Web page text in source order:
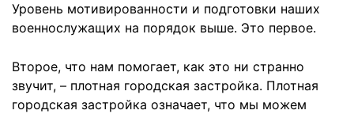
Уровень мотивированности и подготовки наших
военнослужащих на порядок выше. Это первое.
Второе, что нам помогает, как это ни странно
звучит, – плотная городская застройка. Плотная
городская застройка означает, что мы можем